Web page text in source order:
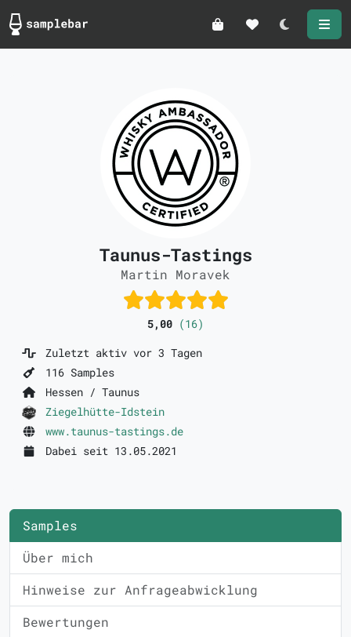
Darkmode
Taunus-Tastings
Martin Moravek
5,00 (16)
Zuletzt aktiv vor 3 Tagen
116 Samples
Hessen / Taunus
Ziegelhütte-Idstein
www.taunus-tastings.de
Dabei seit 13.05.2021
Samples
Über mich
Hinweise zur Anfrageabwicklung
Bewertungen